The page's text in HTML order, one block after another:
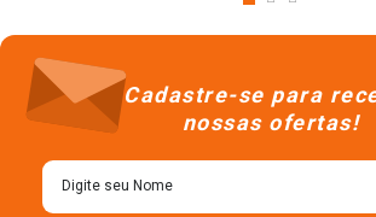
Cadastre-se para
nossas ofertas!